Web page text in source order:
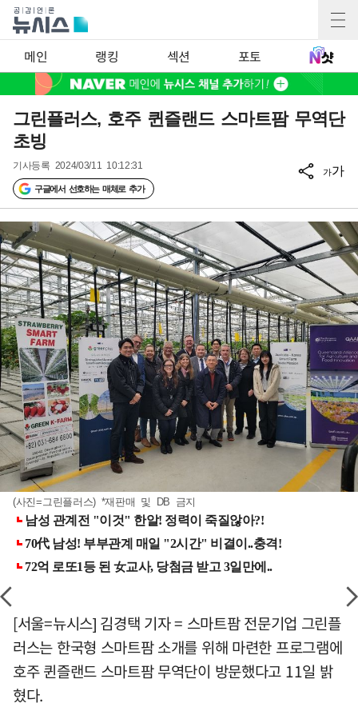
메인 랭킹 섹션 포토
그린플러스, 호주 퀸즐랜드 스마트팜 무역단
초빙
기사등록 2024/03/11 10:12:31
구글에서 선호하는 매체로 추가
가가
(사진=그린플러스) *재판매 및 DB 금지
[서울=뉴시스] 김경택 기자 = 스마트팜 전문기업 그린플
러스는 한국형 스마트팜 소개를 위해 마련한 프로그램에
호주 퀸즐랜드 스마트팜 무역단이 방문했다고 11일 밝
혔다.